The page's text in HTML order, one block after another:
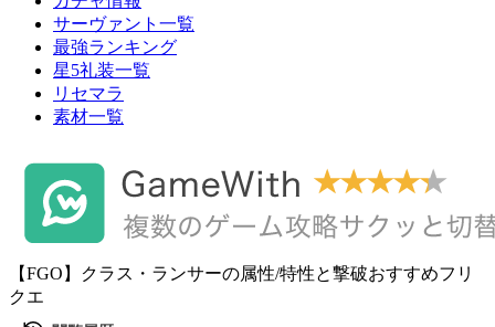
サーヴァント一覧
最強ランキング
星5礼装一覧
リセマラ
素材一覧
【FGO】クラス・ランサーの属性/特性と撃破おすすめフリ
クエ